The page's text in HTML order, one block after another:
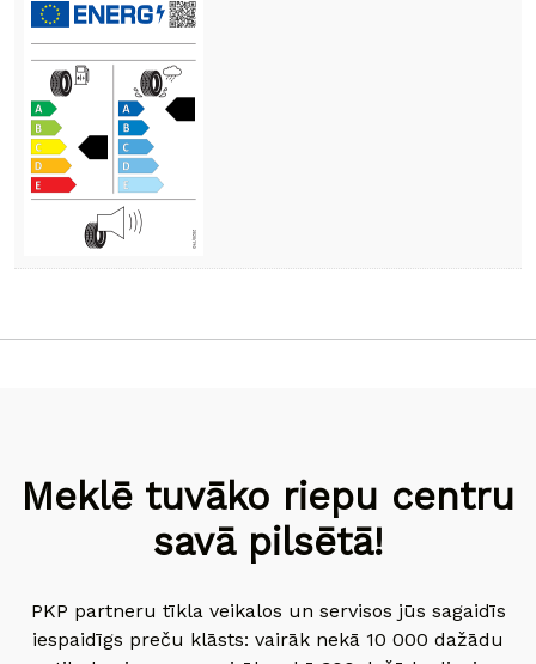
Meklē tuvāko riepu centru
savā pilsētā!
PKP partneru tīkla veikalos un servisos jūs sagaidīs
iespaidīgs preču klāsts: vairāk nekā 10 000 dažādu